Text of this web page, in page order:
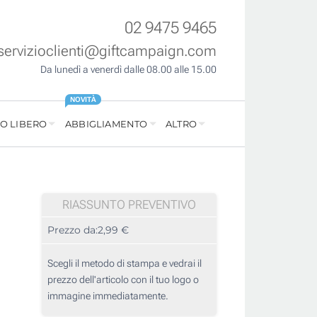
02 9475 9465
Da lunedì a venerdì dalle 08.00 alle 15.00
LIBERO ABBIGLIAMENTO
NOVITÀ
ALTRO
RIASSUNTO PREVENTIVO
Prezzo da:2,99 €
Scegli il metodo di stampa e vedrai il
prezzo dell'articolo con il tuo logo o
immagine immediatamente.